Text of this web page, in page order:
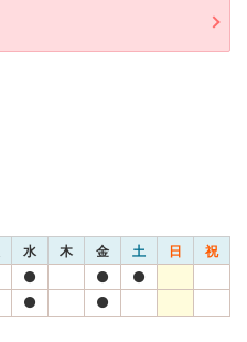
水 木 金 土 日 祝